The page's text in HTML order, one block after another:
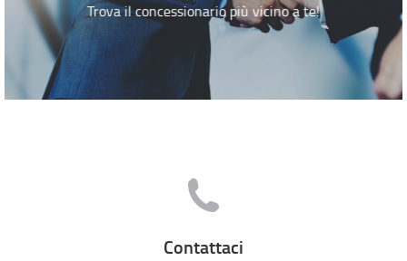
Trova il concessionario più vicino a te!
Contattaci